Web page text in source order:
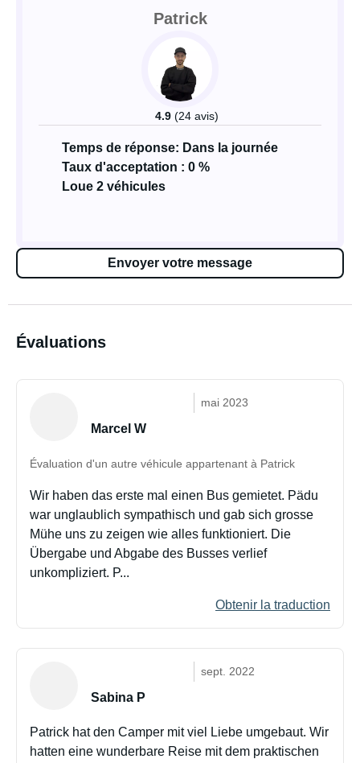
Patrick
4.9 (24 avis)
Temps de réponse: Dans la journée
Taux d'acceptation : 0 %
Loue 2 véhicules
Envoyer votre message
Évaluations
mai 2023
Marcel W
Évaluation d'un autre véhicule appartenant à Patrick
Wir haben das erste mal einen Bus gemietet. Pädu
war unglaublich sympathisch und gab sich grosse
Mühe uns zu zeigen wie alles funktioniert. Die
Übergabe und Abgabe des Busses verlief
unkompliziert. P...
Obtenir la traduction
sept. 2022
Sabina P
Patrick hat den Camper mit viel Liebe umgebaut. Wir
hatten eine wunderbare Reise mit dem praktischen